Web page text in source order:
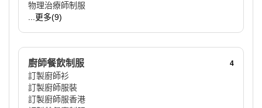
物理治療師制服
...更多(9)
廚師餐飲制服 4
訂製廚師衫
訂製廚師服裝
訂製廚師服香港